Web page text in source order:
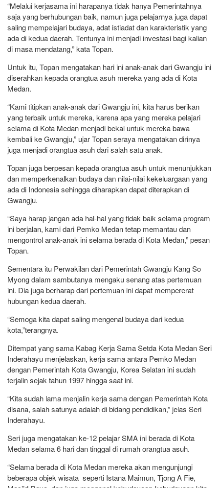
“Melalui kerjasama ini harapanya tidak hanya Pemerintahnya
saja yang berhubungan baik, namun juga pelajarnya juga dapat
saling mempelajari budaya, adat istiadat dan karakteristik yang
ada di kedua daerah. Tentunya ini menjadi investasi bagi kalian
di masa mendatang,” kata Topan.
Untuk itu, Topan mengatakan hari ini anak-anak dari Gwangju ini
diserahkan kepada orangtua asuh mereka yang ada di Kota
Medan.
“Kami titipkan anak-anak dari Gwangju ini, kita harus berikan
yang terbaik untuk mereka, karena apa yang mereka pelajari
selama di Kota Medan menjadi bekal untuk mereka bawa
kembali ke Gwangju,” ujar Topan seraya mengatakan dirinya
juga menjadi orangtua asuh dari salah satu anak.
Topan juga berpesan kepada orangtua asuh untuk menunjukkan
dan memperkenalkan budaya dan nilai-nilai kekeluargaan yang
ada di Indonesia sehingga diharapkan dapat diterapkan di
Gwangju.
“Saya harap jangan ada hal-hal yang tidak baik selama program
ini berjalan, kami dari Pemko Medan tetap memantau dan
mengontrol anak-anak ini selama berada di Kota Medan,” pesan
Topan.
Sementara itu Perwakilan dari Pemerintah Gwangju Kang So
Myong dalam sambutanya mengaku senang atas pertemuan
ini. Dia juga berharap dari pertemuan ini dapat mempererat
hubungan kedua daerah.
“Semoga kita dapat saling mengenal budaya dari kedua
kota,”terangnya.
Ditempat yang sama Kabag Kerja Sama Setda Kota Medan Seri
Inderahayu menjelaskan, kerja sama antara Pemko Medan
dengan Pemerintah Kota Gwangju, Korea Selatan ini sudah
terjalin sejak tahun 1997 hingga saat ini.
“Kita sudah lama menjalin kerja sama dengan Pemerintah Kota
disana, salah satunya adalah di bidang pendidikan,” jelas Seri
Inderahayu.
Seri juga mengatakan ke-12 pelajar SMA ini berada di Kota
Medan selama 6 hari dan tinggal di rumah orangtua asuh.
“Selama berada di Kota Medan mereka akan mengunjungi
beberapa objek wisata seperti Istana Maimun, Tjong A Fie,